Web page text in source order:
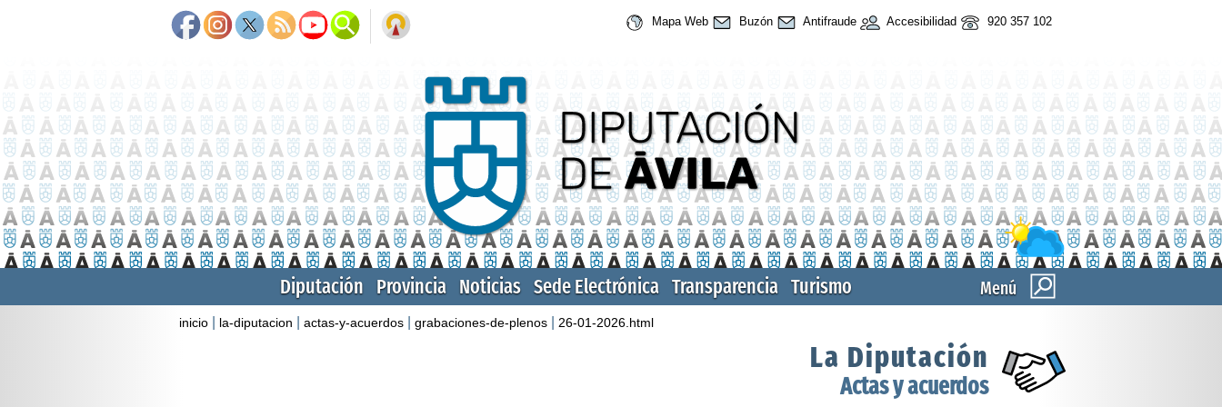
Mapa Web Buzón Antifraude Accesibilidad 920 357 102
Menú
Diputación Provincia Noticias Sede Electrónica Transparencia Turismo
inicio la-diputacion actas-y-acuerdos grabaciones-de-plenos 26-01-2026.html
La Diputación
Actas y acuerdos